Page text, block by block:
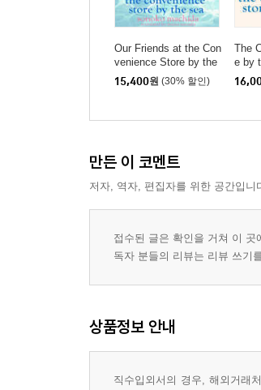
Our Friends at the Con
venience Store by the
Sea
15,400원 (30% 할인)
The
e by
만든 이 코멘트
저자, 역자, 편집자를 위한 공간입
접수된 글은 확인을 거쳐 이 곳
독자 분들의 리뷰는 리뷰 쓰기
상품정보 안내
직수입외서의 경우, 해외거래